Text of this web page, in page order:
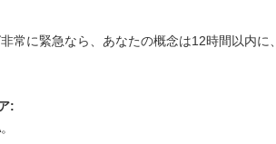
常に緊急なら、あなたの概念は12時間以内
: